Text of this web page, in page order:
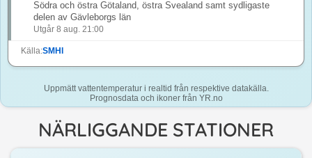
Södra och östra Götaland, östra Svealand samt sydligaste
delen av Gävleborgs län
Utgår 8 aug. 21:00
Källa:SMHI
Uppmätt vattentemperatur i realtid från respektive datakälla.
Prognosdata och ikoner från YR.no
NÄRLIGGANDE STATIONER